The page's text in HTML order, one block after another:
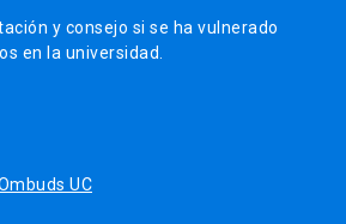
y consejo si se ha vulnerado
en la universidad.
UC